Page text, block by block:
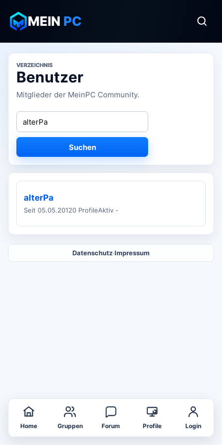
MEIN PC
VERZEICHNIS
Benutzer
Mitglieder der MeinPC Community.
Suchen
alterPa
Seit 05.05.20120 ProfileAktiv -
Datenschutz·Impressum
Home Gruppen Forum Profile Login